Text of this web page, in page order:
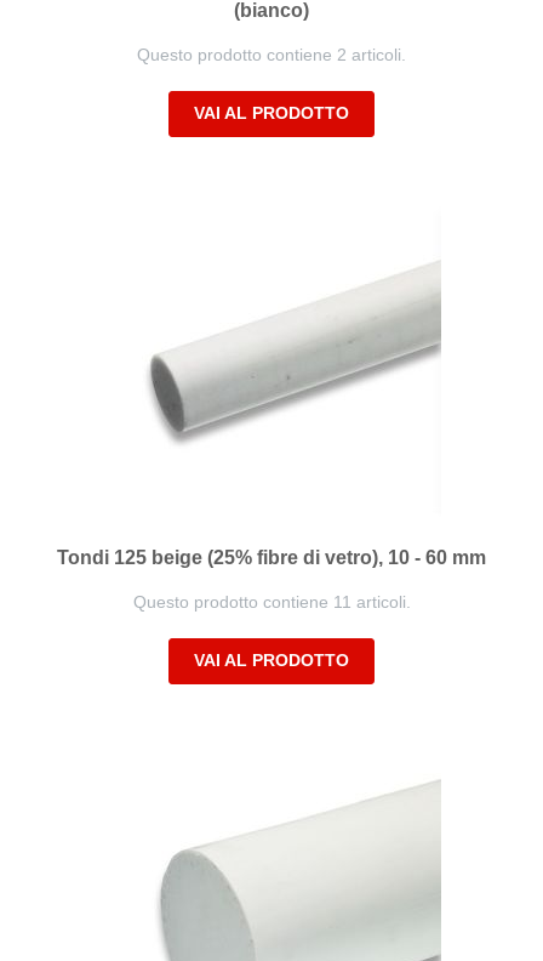
(bianco)
Questo prodotto contiene 2 articoli.
VAI AL PRODOTTO
Tondi 125 beige (25% fibre di vetro), 10 - 60 mm
Questo prodotto contiene 11 articoli.
VAI AL PRODOTTO